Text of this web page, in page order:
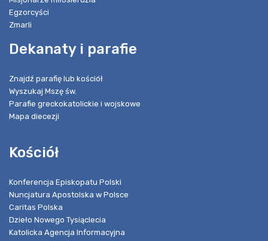
Egzorcyści
Zmarli
Dekanaty i parafie
Znajdź parafię lub kościół
Wyszukaj Mszę św.
Parafie greckokatolickie i wojskowe
Mapa diecezji
Kościół
Konferencja Episkopatu Polski
Nuncjatura Apostolska w Polsce
Caritas Polska
Dzieło Nowego Tysiąclecia
Katolicka Agencja Informacyjna